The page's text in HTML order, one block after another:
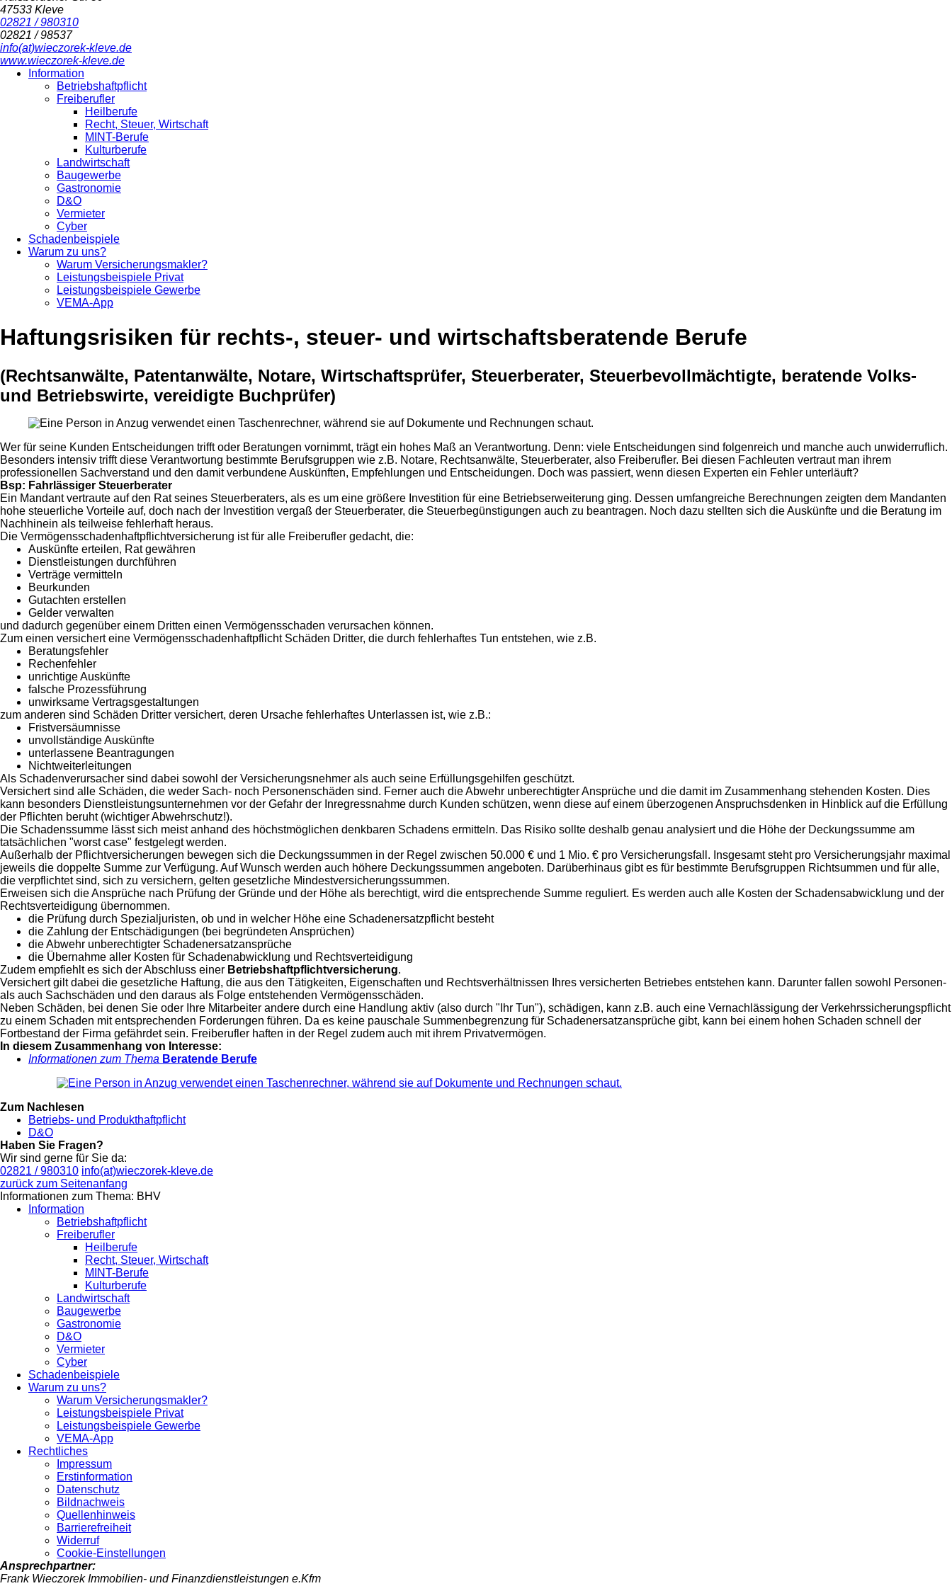
47533 Kleve
02821 / 980310
02821 / 98537
info(at)wieczorek-kleve.de
www.wieczorek-kleve.de
Information
Betriebshaftpflicht
Freiberufler
Heilberufe
Recht, Steuer, Wirtschaft
MINT-Berufe
Kulturberufe
Landwirtschaft
Baugewerbe
Gastronomie
D&O
Vermieter
Cyber
Schadenbeispiele
Warum zu uns?
Warum Versicherungsmakler?
Leistungsbeispiele Privat
Leistungsbeispiele Gewerbe
VEMA-App
Haftungsrisiken für rechts-, steuer- und wirtschaftsberatende Berufe
(Rechtsanwälte, Patentanwälte, Notare, Wirtschaftsprüfer, Steuerberater, Steuerbevollmächtigte, beratende Volks-
und Betriebswirte, vereidigte Buchprüfer)
Wer für seine Kunden Entscheidungen trifft oder Beratungen vornimmt, trägt ein hohes Maß an Verantwortung. Denn: viele Entscheidungen sind folgenreich und manche auch unwiderruflich.
Besonders intensiv trifft diese Verantwortung bestimmte Berufsgruppen wie z.B. Notare, Rechtsanwälte, Steuerberater, also Freiberufler. Bei diesen Fachleuten vertraut man ihrem
professionellen Sachverstand und den damit verbundene Auskünften, Empfehlungen und Entscheidungen. Doch was passiert, wenn diesen Experten ein Fehler unterläuft?
Bsp: Fahrlässiger Steuerberater
Ein Mandant vertraute auf den Rat seines Steuerberaters, als es um eine größere Investition für eine Betriebserweiterung ging. Dessen umfangreiche Berechnungen zeigten dem Mandanten
hohe steuerliche Vorteile auf, doch nach der Investition vergaß der Steuerberater, die Steuerbegünstigungen auch zu beantragen. Noch dazu stellten sich die Auskünfte und die Beratung im
Nachhinein als teilweise fehlerhaft heraus.
Die Vermögensschadenhaftpflichtversicherung ist für alle Freiberufler gedacht, die:
Auskünfte erteilen, Rat gewähren
Dienstleistungen durchführen
Verträge vermitteln
Beurkunden
Gutachten erstellen
Gelder verwalten
und dadurch gegenüber einem Dritten einen Vermögensschaden verursachen können.
Zum einen versichert eine Vermögensschadenhaftpflicht Schäden Dritter, die durch fehlerhaftes Tun entstehen, wie z.B.
Beratungsfehler
Rechenfehler
unrichtige Auskünfte
falsche Prozessführung
unwirksame Vertragsgestaltungen
zum anderen sind Schäden Dritter versichert, deren Ursache fehlerhaftes Unterlassen ist, wie z.B.:
Fristversäumnisse
unvollständige Auskünfte
unterlassene Beantragungen
Nichtweiterleitungen
Als Schadenverursacher sind dabei sowohl der Versicherungsnehmer als auch seine Erfüllungsgehilfen geschützt.
Versichert sind alle Schäden, die weder Sach- noch Personenschäden sind. Ferner auch die Abwehr unberechtigter Ansprüche und die damit im Zusammenhang stehenden Kosten. Dies
kann besonders Dienstleistungsunternehmen vor der Gefahr der Inregressnahme durch Kunden schützen, wenn diese auf einem überzogenen Anspruchsdenken in Hinblick auf die Erfüllung
der Pflichten beruht (wichtiger Abwehrschutz!).
Die Schadenssumme lässt sich meist anhand des höchstmöglichen denkbaren Schadens ermitteln. Das Risiko sollte deshalb genau analysiert und die Höhe der Deckungssumme am
tatsächlichen "worst case" festgelegt werden.
Außerhalb der Pflichtversicherungen bewegen sich die Deckungssummen in der Regel zwischen 50.000 € und 1 Mio. € pro Versicherungsfall. Insgesamt steht pro Versicherungsjahr maximal
jeweils die doppelte Summe zur Verfügung. Auf Wunsch werden auch höhere Deckungssummen angeboten. Darüberhinaus gibt es für bestimmte Berufsgruppen Richtsummen und für alle,
die verpflichtet sind, sich zu versichern, gelten gesetzliche Mindestversicherungssummen.
Erweisen sich die Ansprüche nach Prüfung der Gründe und der Höhe als berechtigt, wird die entsprechende Summe reguliert. Es werden auch alle Kosten der Schadensabwicklung und der
Rechtsverteidigung übernommen.
die Prüfung durch Spezialjuristen, ob und in welcher Höhe eine Schadenersatzpflicht besteht
die Zahlung der Entschädigungen (bei begründeten Ansprüchen)
die Abwehr unberechtigter Schadenersatzansprüche
die Übernahme aller Kosten für Schadenabwicklung und Rechtsverteidigung
Zudem empfiehlt es sich der Abschluss einer Betriebshaftpflichtversicherung.
Versichert gilt dabei die gesetzliche Haftung, die aus den Tätigkeiten, Eigenschaften und Rechtsverhältnissen Ihres versicherten Betriebes entstehen kann. Darunter fallen sowohl Personen-
als auch Sachschäden und den daraus als Folge entstehenden Vermögensschäden.
Neben Schäden, bei denen Sie oder Ihre Mitarbeiter andere durch eine Handlung aktiv (also durch "Ihr Tun"), schädigen, kann z.B. auch eine Vernachlässigung der Verkehrssicherungspflicht
zu einem Schaden mit entsprechenden Forderungen führen. Da es keine pauschale Summenbegrenzung für Schadenersatzansprüche gibt, kann bei einem hohen Schaden schnell der
Fortbestand der Firma gefährdet sein. Freiberufler haften in der Regel zudem auch mit ihrem Privatvermögen.
In diesem Zusammenhang von Interesse:
Informationen zum Thema Beratende Berufe
Zum Nachlesen
Betriebs- und Produkthaftpflicht
D&O
Haben Sie Fragen?
Wir sind gerne für Sie da:
02821 / 980310 info(at)wieczorek-kleve.de
zurück zum Seitenanfang
Informationen zum Thema: BHV
Information
Betriebshaftpflicht
Freiberufler
Heilberufe
Recht, Steuer, Wirtschaft
MINT-Berufe
Kulturberufe
Landwirtschaft
Baugewerbe
Gastronomie
D&O
Vermieter
Cyber
Schadenbeispiele
Warum zu uns?
Warum Versicherungsmakler?
Leistungsbeispiele Privat
Leistungsbeispiele Gewerbe
VEMA-App
Rechtliches
Impressum
Erstinformation
Datenschutz
Bildnachweis
Quellenhinweis
Barrierefreiheit
Widerruf
Cookie-Einstellungen
Ansprechpartner:
Frank Wieczorek Immobilien- und Finanzdienstleistungen e.Kfm